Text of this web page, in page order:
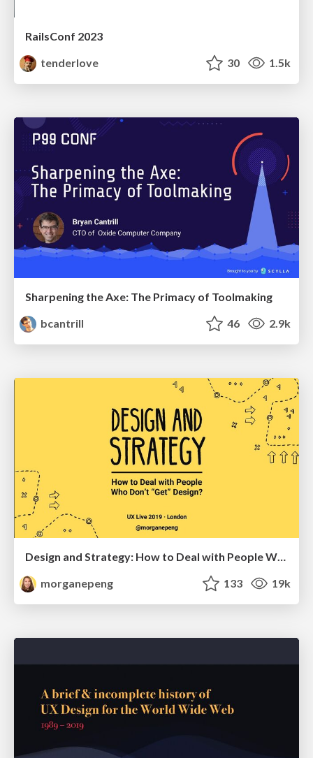
RailsConf 2023
tenderlove
30 1.5k
Sharpening the Axe: The Primacy of Toolmaking
bcantrill
46 2.9k
Design and Strategy: How to Deal with People Who Don’t "Get" Design
morganepeng
133 19k